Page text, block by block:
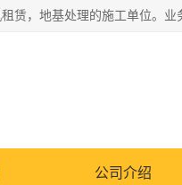
公司介绍